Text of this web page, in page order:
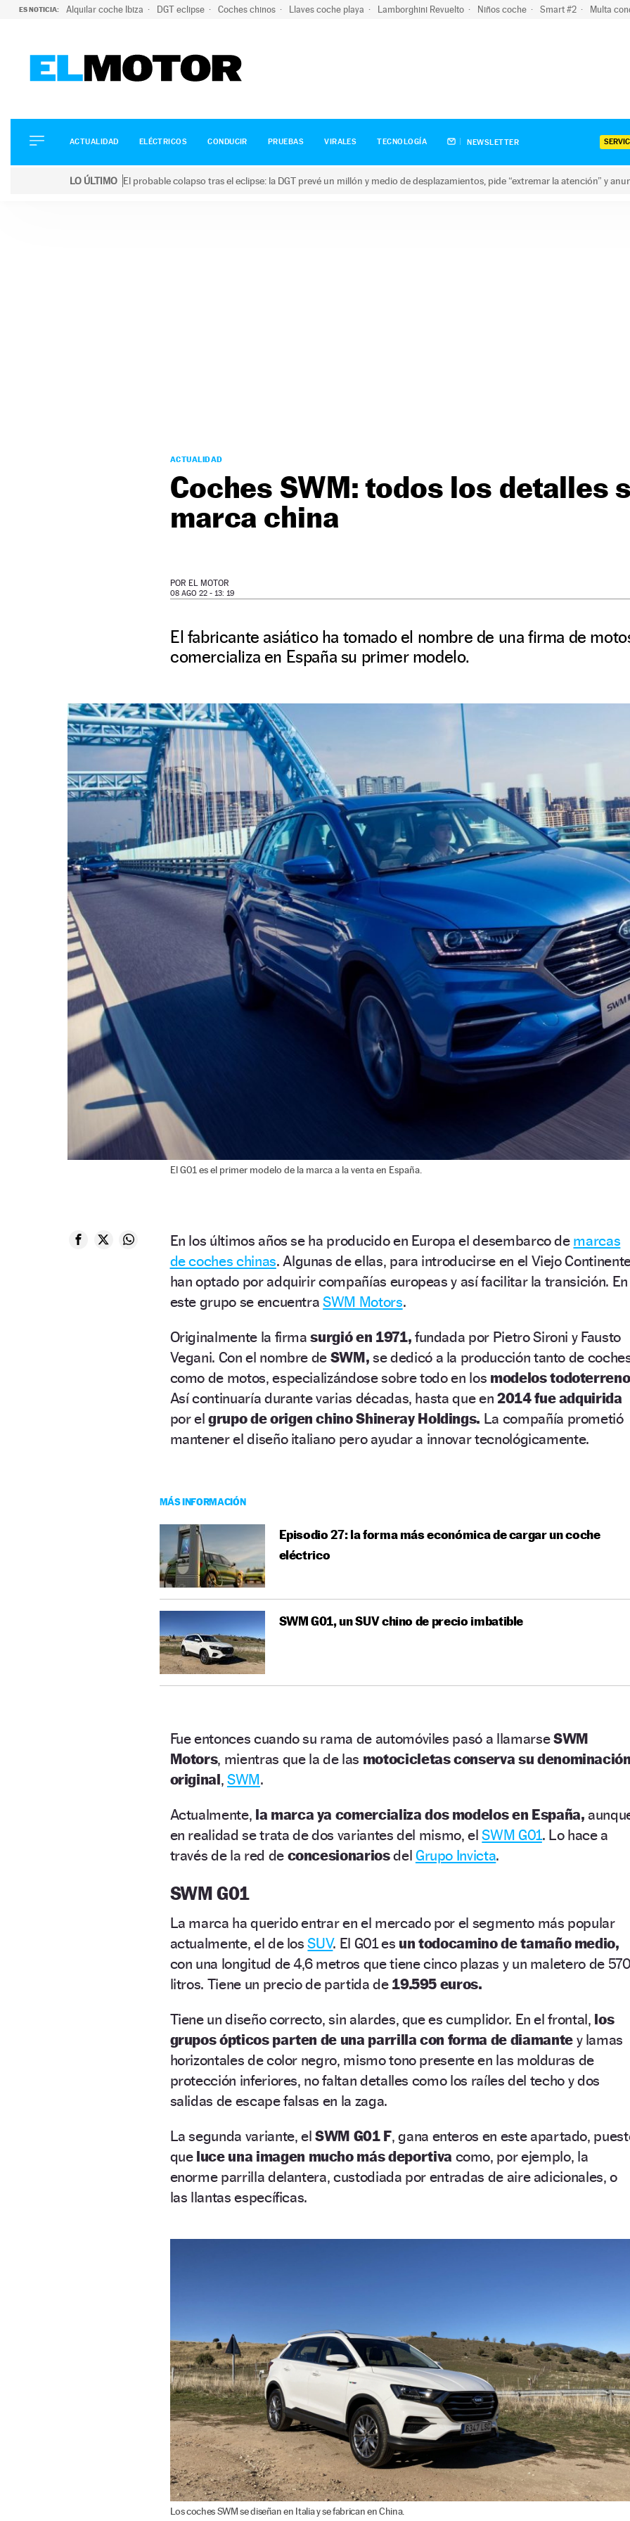
ES NOTICIA: Alquilar coche Ibiza DGT eclipse Coches chinos Llaves coche playa Lamborghini Revuelto Niños coche Smart #2 Multa
ELÉCTRICOS
CONDUCIR
ACTUALIDAD ELÉCTRICOS CONDUCIR PRUEBAS VIRALES TECNOLOGÍA NEWSLETTER
LO ÚLTIMO El probable colapso tras el eclipse: la DGT prevé un millón y medio de desplazamientos, pide “extremar la atención” y
ACTUALIDAD
Coches SWM: todos los detalles
marca china
POR EL MOTOR
08 AGO 22 - 13: 19
El fabricante asiático ha tomado el nombre de una firma de
comercializa en España su primer modelo.
El G01 es el primer modelo de la marca a la venta en España.
En los últimos años se ha producido en Europa el desembarco de marcas
de coches chinas. Algunas de ellas, para introducirse en el Viejo
han optado por adquirir compañías europeas y así facilitar la transición. En
este grupo se encuentraSWM Motors.
Originalmente la firma surgió en 1971, fundada por Pietro Sironi y Fausto
Vegani. Con el nombre de SWM, se dedicó a la producción tanto de
como de motos, especializándose sobre todo en los modelos
Así continuaría durante varias décadas, hasta que en 2014 fue adquirida
por elgrupo de origen chino Shineray Holdings. La compañía prometió
mantener el diseño italiano pero ayudar a innovar tecnológicamente.
MÁS INFORMACIÓN
Episodio 27: la forma más económica de cargar un coche
eléctrico
SWM G01, un SUV chino de precio imbatible
Fue entonces cuando su rama de automóviles pasó a llamarseSWM
Motors, mientras que la de las motocicletas conserva su
original,SWM.
Actualmente, la marca ya comercializa dos modelos en España,
en realidad se trata de dos variantes del mismo, elSWM G01. Lo hace a
través de la red de concesionariosdel Grupo Invicta.
SWM G01
La marca ha querido entrar en el mercado por el segmento más popular
actualmente, el de losSUV. El G01 es un todocamino de tamaño medio,
con una longitud de 4,6 metros que tiene cinco plazas y un maletero de
litros. Tiene un precio de partida de 19.595 euros.
Tiene un diseño correcto, sin alardes, que es cumplidor. En el frontal, los
grupos ópticos parten de una parrilla con forma de diamantey lamas
horizontales de color negro, mismo tono presente en las molduras de
protección inferiores, no faltan detalles como los raíles del techo y dos
salidas de escape falsas en la zaga.
La segunda variante, elSWM G01 F, gana enteros en este apartado,
que luce una imagen mucho más deportiva como, por ejemplo, la
enorme parrilla delantera, custodiada por entradas de aire adicionales, o
las llantas específicas.
Los coches SWM se diseñan en Italia y se fabrican en China.